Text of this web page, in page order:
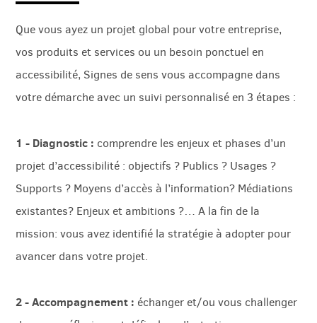
Que vous ayez un projet global pour votre entreprise,
vos produits et services ou un besoin ponctuel en
accessibilité, Signes de sens vous accompagne dans
votre démarche avec un suivi personnalisé en 3 étapes :
1 - Diagnostic : comprendre les enjeux et phases d’un
projet d’accessibilité : objectifs ? Publics ? Usages ?
Supports ? Moyens d’accès à l’information? Médiations
existantes? Enjeux et ambitions ?… A la fin de la
mission: vous avez identifié la stratégie à adopter pour
avancer dans votre projet.
2 - Accompagnement : échanger et/ou vous challenger